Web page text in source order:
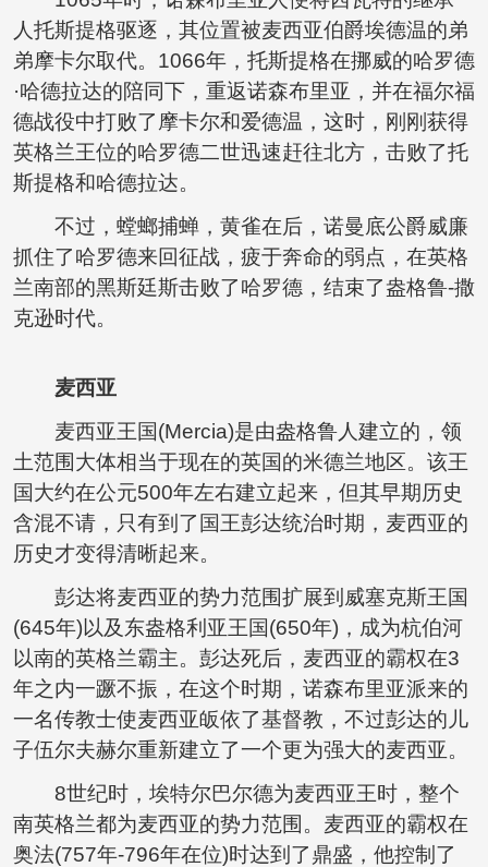
人托斯提格驱逐，其位置被麦西亚伯爵埃德温的弟
弟摩卡尔取代。1066年，托斯提格在挪威的哈罗德
·哈德拉达的陪同下，重返诺森布里亚，并在福尔福
德战役中打败了摩卡尔和爱德温，这时，刚刚获得
英格兰王位的哈罗德二世迅速赶往北方，击败了托
斯提格和哈德拉达。
不过，螳螂捕蝉，黄雀在后，诺曼底公爵威廉
抓住了哈罗德来回征战，疲于奔命的弱点，在英格
兰南部的黑斯廷斯击败了哈罗德，结束了盎格鲁-撒
克逊时代。
麦西亚
麦西亚王国(Mercia)是由盎格鲁人建立的，领
土范围大体相当于现在的英国的米德兰地区。该王
国大约在公元500年左右建立起来，但其早期历史
含混不请，只有到了国王彭达统治时期，麦西亚的
历史才变得清晰起来。
彭达将麦西亚的势力范围扩展到威塞克斯王国
(645年)以及东盎格利亚王国(650年)，成为杭伯河
以南的英格兰霸主。彭达死后，麦西亚的霸权在3
年之内一蹶不振，在这个时期，诺森布里亚派来的
一名传教士使麦西亚皈依了基督教，不过彭达的儿
子伍尔夫赫尔重新建立了一个更为强大的麦西亚。
8世纪时，埃特尔巴尔德为麦西亚王时，整个
南英格兰都为麦西亚的势力范围。麦西亚的霸权在
奥法(757年-796年在位)时达到了鼎盛，他控制了